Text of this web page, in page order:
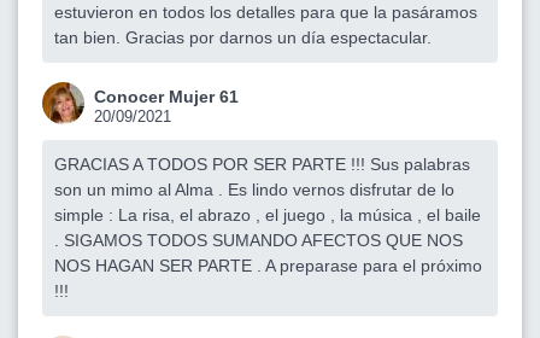
estuvieron en todos los detalles para que la pasáramos
tan bien. Gracias por darnos un día espectacular.
Conocer Mujer 61
20/09/2021
GRACIAS A TODOS POR SER PARTE !!! Sus palabras
son un mimo al Alma . Es lindo vernos disfrutar de lo
simple : La risa, el abrazo , el juego , la música , el baile
. SIGAMOS TODOS SUMANDO AFECTOS QUE NOS
NOS HAGAN SER PARTE . A preparase para el próximo
!!!